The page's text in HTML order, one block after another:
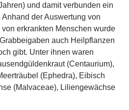
und damit verbunden ein
der Auswertung von
erkrankten Menschen wurde
auch Heilpflanzen
gibt. Unter ihnen waren
(Centaurium),
(Ephedra), Eibisch
(Malvaceae), Liliengewächse